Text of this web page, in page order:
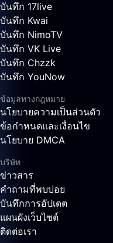
บันทึก 17live
บันทึก Kwai
บันทึก NimoTV
บันทึก VK Live
บันทึก Chzzk
บันทึก YouNow
ข้อมูลทางกฎหมาย
นโยบายความเป็นส่วนตัว
ข้อกำหนดและเงื่อนไข
นโยบาย DMCA
บริษัท
ข่าวสาร
คำถามที่พบบ่อย
บันทึกการอัปเดต
แผนผังเว็บไซต์
ติดต่อเรา